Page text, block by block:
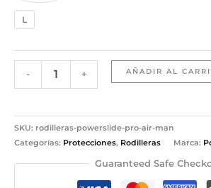
L
- + AÑADIR AL
SKU: rodilleras-powerslide-pro-air-man
Categorías: Protecciones, Rodilleras Marca:
Guaranteed Safe